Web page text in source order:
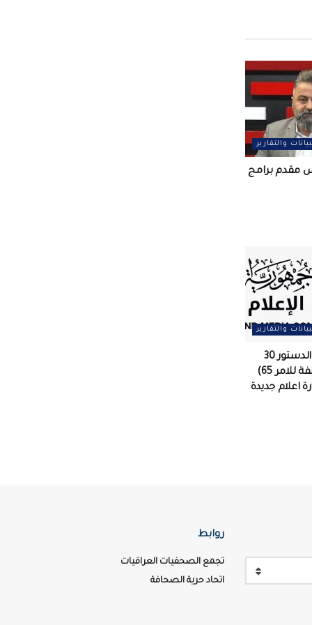
والتقارير
مقدم برامج
والتقارير
مقصلة تنتهك الدستور 30
قرارا (جلها مخالفة للامر 65)
اعلام جديدة
روابط
تجمع الصحفيات العراقيات
اتحاد حرية الصحافة